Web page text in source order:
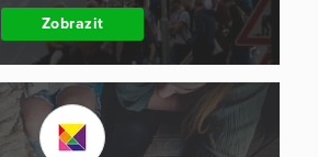
Zobrazit